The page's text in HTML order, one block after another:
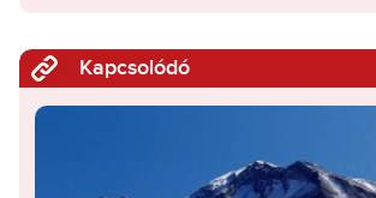
Kapcsolódó